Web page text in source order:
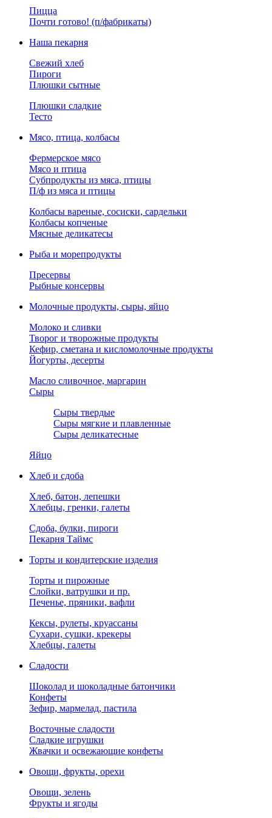
Пицца
Почти готово! (п/фабрикаты)
Наша пекарня
Свежий хлеб
Пироги
Плюшки сытные
Плюшки сладкие
Тесто
Мясо, птица, колбасы
Фермерское мясо
Мясо и птица
Субпродукты из мяса, птицы
П/ф из мяса и птицы
Колбасы вареные, сосиски, сардельки
Колбасы копченые
Мясные деликатесы
Рыба и морепродукты
Пресервы
Рыбные консервы
Молочные продукты, сыры, яйцо
Молоко и сливки
Творог и творожные продукты
Кефир, сметана и кисломолочные продукты
Йогурты, десерты
Масло сливочное, маргарин
Сыры
Сыры твердые
Сыры мягкие и плавленные
Сыры деликатесные
Яйцо
Хлеб и сдоба
Хлеб, батон, лепешки
Хлебцы, гренки, галеты
Сдоба, булки, пироги
Пекарня Таймс
Торты и кондитерские изделия
Торты и пирожные
Слойки, ватрушки и пр.
Печенье, пряники, вафли
Кексы, рулеты, круассаны
Сухари, сушки, крекеры
Хлебцы, галеты
Сладости
Шоколад и шоколадные батончики
Конфеты
Зефир, мармелад, пастила
Восточные сладости
Сладкие игрушки
Жвачки и освежающие конфеты
Овощи, фрукты, орехи
Овощи, зелень
Фрукты и ягоды